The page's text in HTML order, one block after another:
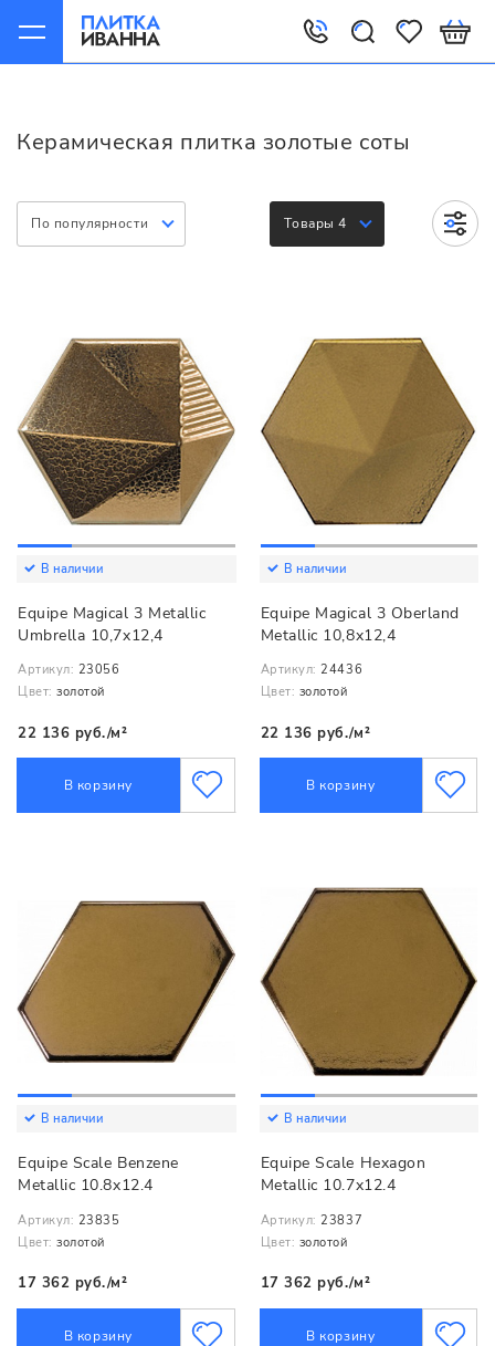
Керамическая плитка золотые соты
По популярности Товары 4
В наличии
Equipe Magical 3 Metallic
Umbrella 10,7x12,4
Артикул: 23056
Цвет: золотой
22 136 руб./м²
В корзину
В наличии
Equipe Magical 3 Oberland
Metallic 10,8x12,4
Артикул: 24436
Цвет: золотой
22 136 руб./м²
В корзину
В наличии
Equipe Scale Benzene
Metallic 10.8x12.4
Артикул: 23835
Цвет: золотой
17 362 руб./м²
В корзину
В наличии
Equipe Scale Hexagon
Metallic 10.7x12.4
Артикул: 23837
Цвет: золотой
17 362 руб./м²
В корзину